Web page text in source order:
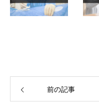
前の記事